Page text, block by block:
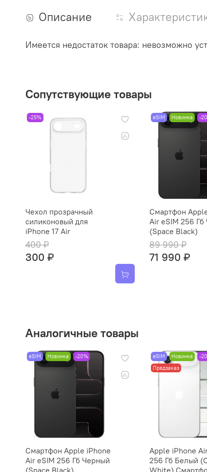
Описание
Имеется недостаток товара: невозможно
Сопутствующие товары
-25%
Чехол прозрачный
силиконовый для
iPhone 17 Air
400 ₽
300 ₽
eSIM Новинка -
Смартфон
Air eSIM 256
(Space Black)
89 990 ₽
71 990 ₽
Аналогичные товары
eSIM Новинка -20%
Смартфон Apple iPhone
Air eSIM 256 Гб Черный
(Space Black)
eSIM Новинка
-
Предзаказ
Apple iPhone
256 Гб Белый
White)